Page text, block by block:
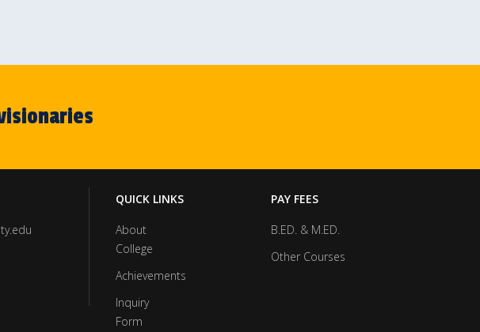
QUICK LINKS
About
College
Achievements
Inquiry
Form
PAY FEES
B.ED. & M.ED.
Other Courses